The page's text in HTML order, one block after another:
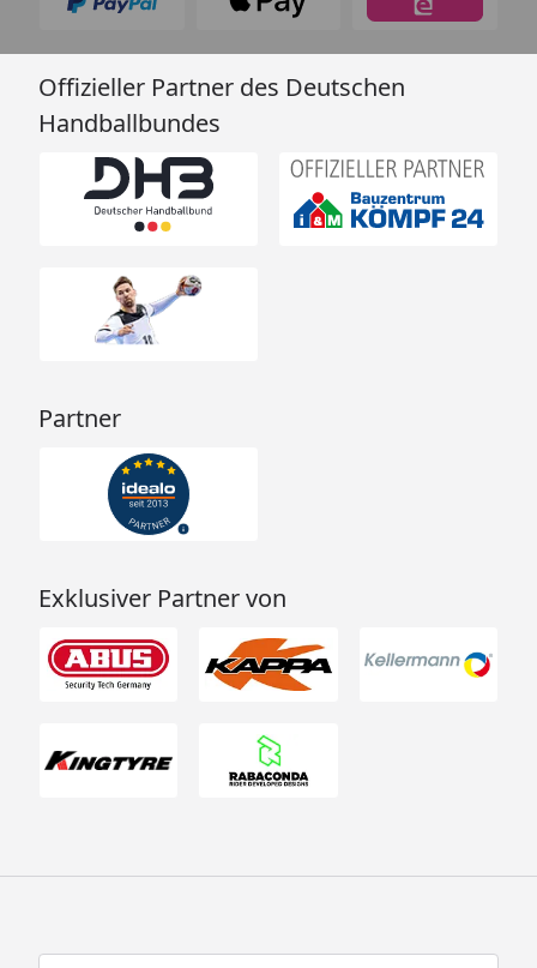
Offizieller Partner des Deutschen
Handballbundes
Partner
Exklusiver Partner von